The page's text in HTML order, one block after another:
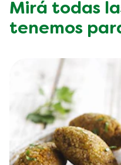
Mirá todas
tenemos